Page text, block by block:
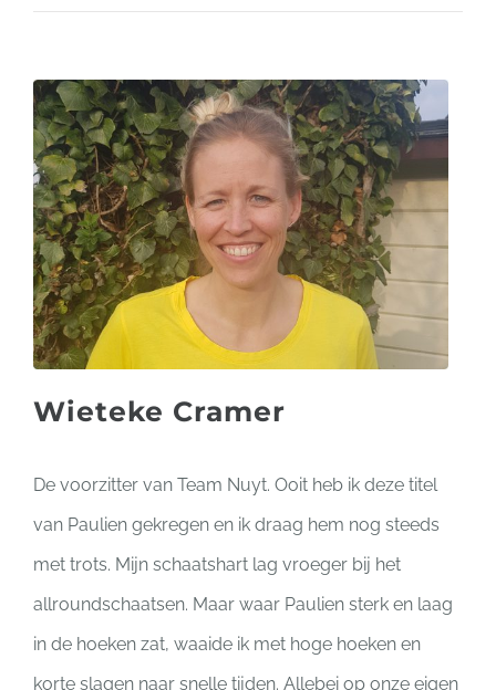
Wieteke Cramer
De voorzitter van Team Nuyt. Ooit heb ik deze titel
van Paulien gekregen en ik draag hem nog steeds
met trots. Mijn schaatshart lag vroeger bij het
allroundschaatsen. Maar waar Paulien sterk en laag
in de hoeken zat, waaide ik met hoge hoeken en
korte slagen naar snelle tijden. Allebei op onze eigen